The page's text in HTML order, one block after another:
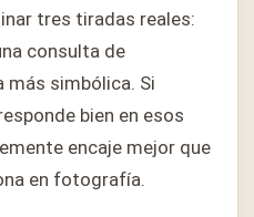
tres tiradas reales:
consulta de
más simbólica. Si
bien en esos
encaje mejor que
en fotografía.